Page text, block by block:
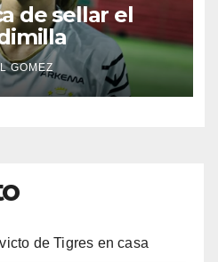
de sellar el
GOMEZ
de Tigres en casa